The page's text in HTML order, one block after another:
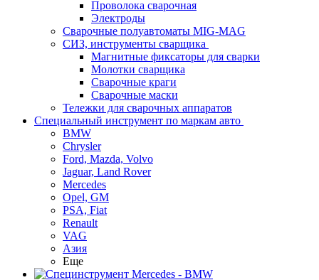
Проволока сварочная
Электроды
Сварочные полуавтоматы MIG-MAG
СИЗ, инструменты сварщика
Магнитные фиксаторы для сварки
Молотки сварщика
Сварочные краги
Сварочные маски
Тележки для сварочных аппаратов
Специальный инструмент по маркам авто
BMW
Chrysler
Ford, Mazda, Volvo
Jaguar, Land Rover
Mercedes
Opel, GM
PSA, Fiat
Renault
VAG
Азия
Еще